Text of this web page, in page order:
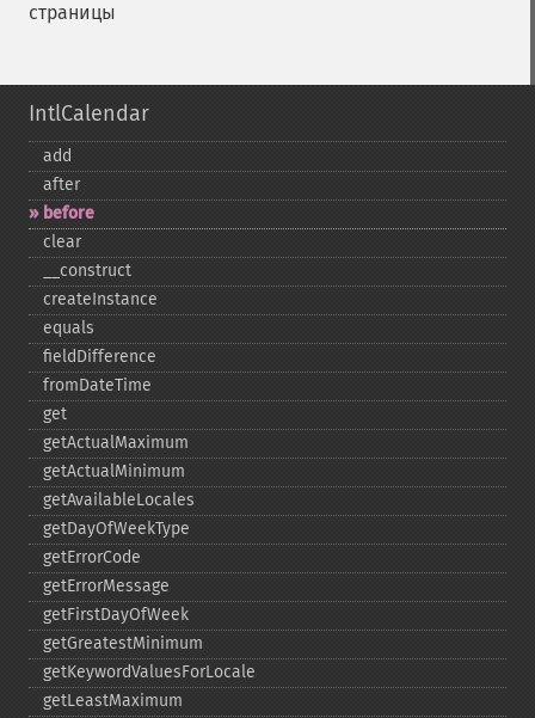
страницы
IntlCalendar
add
after
before
clear
_​_​construct
createInstance
equals
fieldDifference
fromDateTime
get
getActualMaximum
getActualMinimum
getAvailableLocales
getDayOfWeekType
getErrorCode
getErrorMessage
getFirstDayOfWeek
getGreatestMinimum
getKeywordValuesForLocale
getLeastMaximum